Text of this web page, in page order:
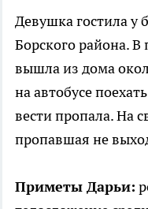
Девушка гостила у
Борского района.
вышла из дома
на автобусе
вести пропала. На
пропавшая не
Приметы Дарьи: